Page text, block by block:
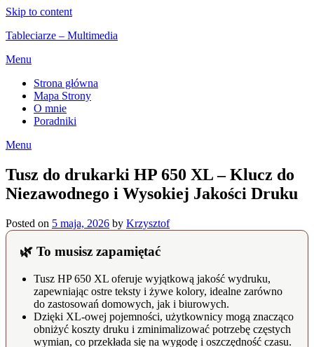
Skip to content
Tableciarze – Multimedia
Menu
Strona główna
Mapa Strony
O mnie
Poradniki
Menu
Tusz do drukarki HP 650 XL – Klucz do
Niezawodnego i Wysokiej Jakości Druku
Posted on 5 maja, 2026 by Krzysztof
🌿 To musisz zapamiętać
Tusz HP 650 XL oferuje wyjątkową jakość wydruku,
zapewniając ostre teksty i żywe kolory, idealne zarówno
do zastosowań domowych, jak i biurowych.
Dzięki XL-owej pojemności, użytkownicy mogą znacząco
obniżyć koszty druku i zminimalizować potrzebę częstych
wymian, co przekłada się na wygodę i oszczędność czasu.